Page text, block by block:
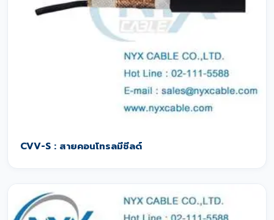
CVV-S : สายคอนโทรลมีชีลด์